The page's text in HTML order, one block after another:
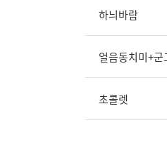
하늬바람
얼음동치미+군
초콜렛